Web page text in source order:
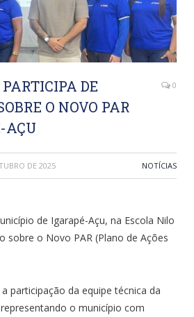
DE
O NOVO PAR
AÇU
0
DE 2025 NOTÍCIAS
de Igarapé-Açu, na Escola Nilo
sobre o Novo PAR (Plano de Ações
participação da equipe técnica da
o município com